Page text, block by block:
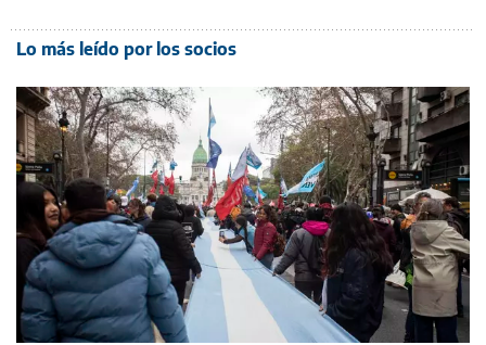
Lo más leído por los socios